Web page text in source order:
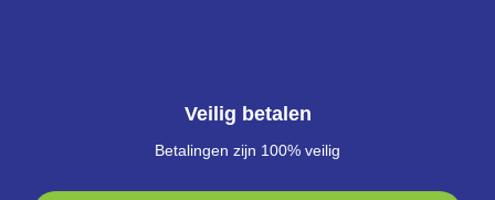
Veilig betalen
Betalingen zijn 100% veilig